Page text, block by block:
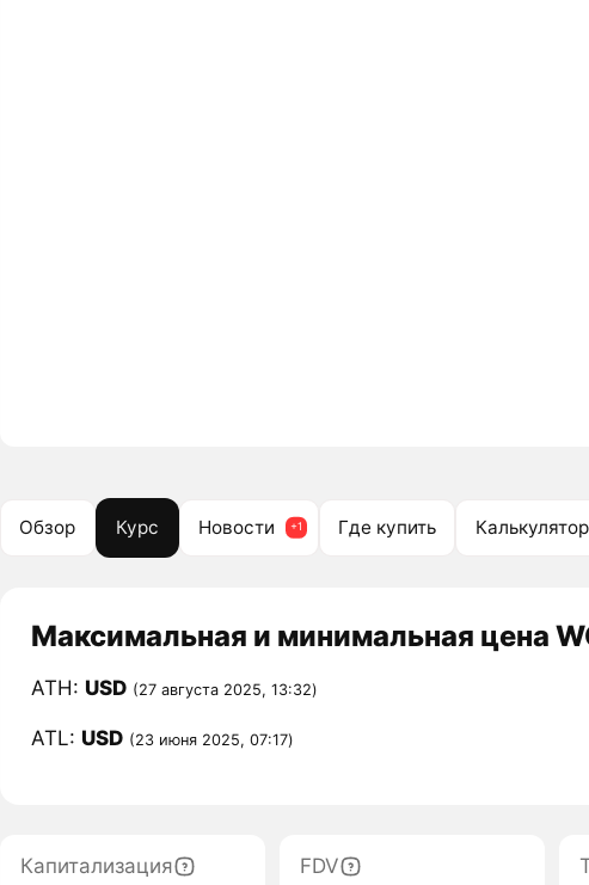
Обзор Курс Новости Где купить Калькулятор
Максимальная и минимальная цена
ATH: USD (27 августа 2025, 13:32)
ATL: USD (23 июня 2025, 07:17)
Капитализация
FDV